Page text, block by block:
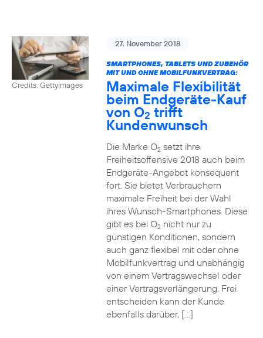
Credits: Gettyimages
27. November 2018
SMARTPHONES, TABLETS UND ZUBEHÖR
MIT UND OHNE MOBILFUNKVERTRAG:
Maximale Flexibilität
beim Endgeräte-Kauf
von O2 trifft
Kundenwunsch
Die Marke O2setzt ihre
Freiheitsoffensive 2018 auch beim
Endgeräte-Angebot konsequent
fort. Sie bietet Verbrauchern
maximale Freiheit bei der Wahl
ihres Wunsch-Smartphones. Diese
gibt es bei O2nicht nur zu
günstigen Konditionen, sondern
auch ganz flexibel mit oder ohne
Mobilfunkvertrag und unabhängig
von einem Vertragswechsel oder
einer Vertragsverlängerung. Frei
entscheiden kann der Kunde
ebenfalls darüber, […]